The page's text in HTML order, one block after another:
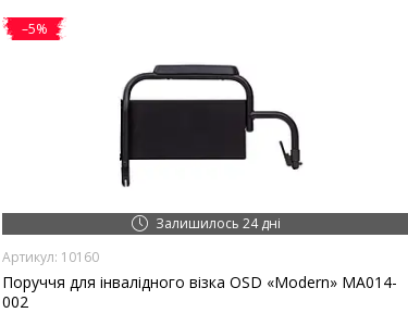
–5%
Залишилось 24 дні
10160
Поруччя для інвалідного візка OSD «Modern» MA014-
002